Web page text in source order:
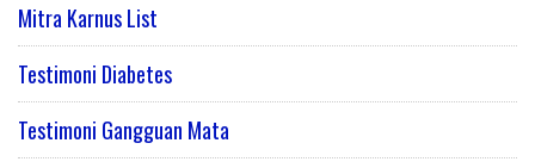
Mitra Karnus List
Testimoni Diabetes
Testimoni Gangguan Mata